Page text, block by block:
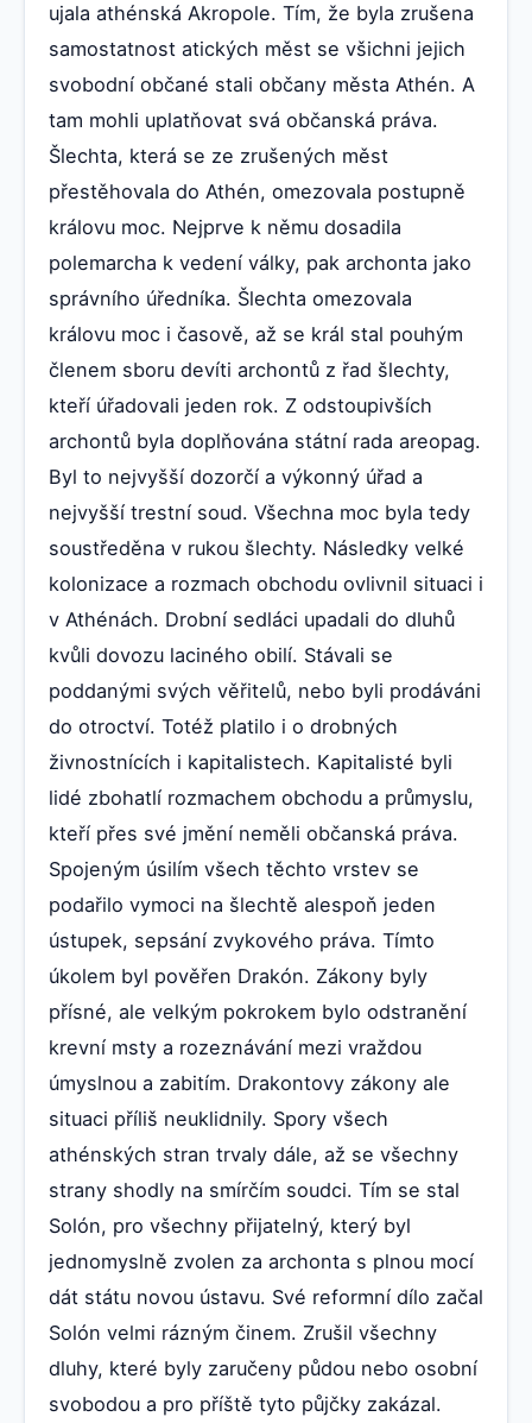
ujala athénská Akropole. Tím, že byla zrušena
samostatnost atických měst se všichni jejich
svobodní občané stali občany města Athén. A
tam mohli uplatňovat svá občanská práva.
Šlechta, která se ze zrušených měst
přestěhovala do Athén, omezovala postupně
královu moc. Nejprve k němu dosadila
polemarcha k vedení války, pak archonta jako
správního úředníka. Šlechta omezovala
královu moc i časově, až se král stal pouhým
členem sboru devíti archontů z řad šlechty,
kteří úřadovali jeden rok. Z odstoupivších
archontů byla doplňována státní rada areopag.
Byl to nejvyšší dozorčí a výkonný úřad a
nejvyšší trestní soud. Všechna moc byla tedy
soustředěna v rukou šlechty. Následky velké
kolonizace a rozmach obchodu ovlivnil situaci i
v Athénách. Drobní sedláci upadali do dluhů
kvůli dovozu laciného obilí. Stávali se
poddanými svých věřitelů, nebo byli prodáváni
do otroctví. Totéž platilo i o drobných
živnostnících i kapitalistech. Kapitalisté byli
lidé zbohatlí rozmachem obchodu a průmyslu,
kteří přes své jmění neměli občanská práva.
Spojeným úsilím všech těchto vrstev se
podařilo vymoci na šlechtě alespoň jeden
ústupek, sepsání zvykového práva. Tímto
úkolem byl pověřen Drakón. Zákony byly
přísné, ale velkým pokrokem bylo odstranění
krevní msty a rozeznávání mezi vraždou
úmyslnou a zabitím. Drakontovy zákony ale
situaci příliš neuklidnily. Spory všech
athénských stran trvaly dále, až se všechny
strany shodly na smírčím soudci. Tím se stal
Solón, pro všechny přijatelný, který byl
jednomyslně zvolen za archonta s plnou mocí
dát státu novou ústavu. Své reformní dílo začal
Solón velmi rázným činem. Zrušil všechny
dluhy, které byly zaručeny půdou nebo osobní
svobodou a pro příště tyto půjčky zakázal.